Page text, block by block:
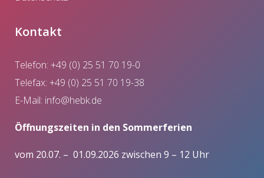
Kontakt
Telefon: +49 (0) 25 51 70 19-0
Telefax: +49 (0) 25 51 70 19-38
E-Mail: info@hebk.de
Öffnungszeiten in den Sommerferien
vom 20.07. – 01.09.2026 zwischen 9 – 12 Uhr